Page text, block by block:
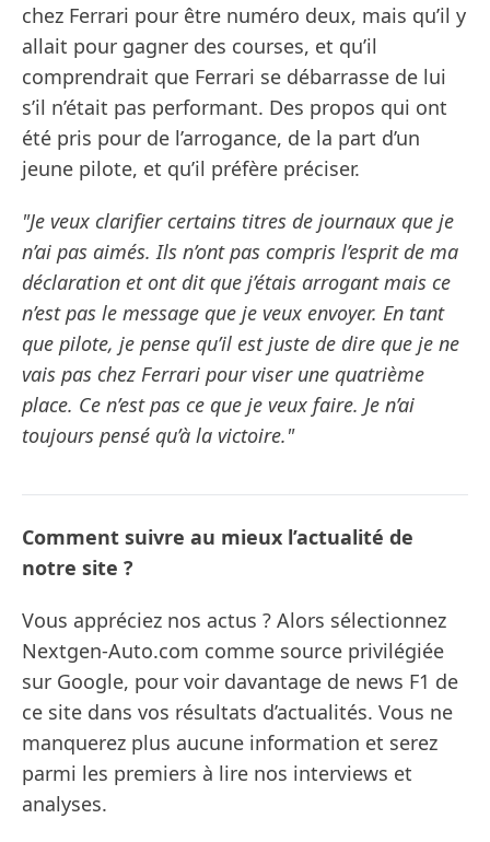
chez Ferrari pour être numéro deux, mais qu’il y
allait pour gagner des courses, et qu’il
comprendrait que Ferrari se débarrasse de lui
s’il n’était pas performant. Des propos qui ont
été pris pour de l’arrogance, de la part d’un
jeune pilote, et qu’il préfère préciser.
"Je veux clarifier certains titres de journaux que je
n’ai pas aimés. Ils n’ont pas compris l’esprit de ma
déclaration et ont dit que j’étais arrogant mais ce
n’est pas le message que je veux envoyer. En tant
que pilote, je pense qu’il est juste de dire que je ne
vais pas chez Ferrari pour viser une quatrième
place. Ce n’est pas ce que je veux faire. Je n’ai
toujours pensé qu’à la victoire."
Comment suivre au mieux l’actualité de
notre site ?
Vous appréciez nos actus ? Alors sélectionnez
Nextgen-Auto.com comme source privilégiée
sur Google, pour voir davantage de news F1 de
ce site dans vos résultats d’actualités. Vous ne
manquerez plus aucune information et serez
parmi les premiers à lire nos interviews et
analyses.